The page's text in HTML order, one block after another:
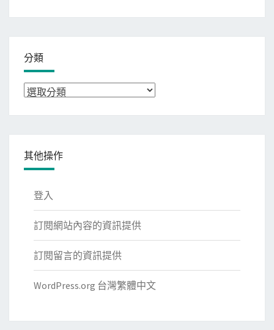
分類
分
其他操作
登入
訂閱網站內容的資訊提供
訂閱留言的資訊提供
WordPress.org 台灣繁體中文